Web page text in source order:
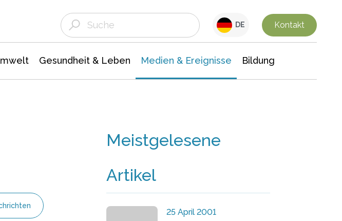
DE Kontakt
Gesundheit & Leben Medien & Ereignisse Bildung
Meistgelesene
Artikel
25 April 2001